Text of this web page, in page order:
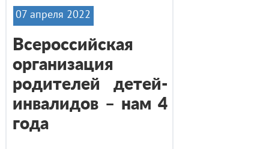
Всероссийская
организация
родителей детей-
инвалидов – нам 4
года
07 апреля 2022